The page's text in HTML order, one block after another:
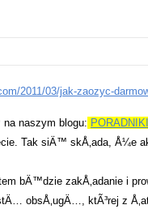
2011/03/jak-zaozyc-
naszym blogu: PORADNIKI
Tak siÄ™ skÅ‚ada, Å¼e
bÄ™dzie zakÅ‚adanie i
obsÅ‚ugÄ…, ktÃ³rej z